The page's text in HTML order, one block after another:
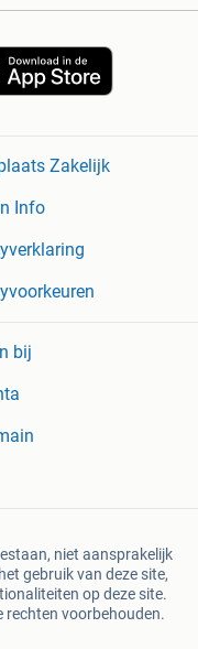
Zakelijk
Info
bij
niet aansprakelijk
gebruik van deze site,
op deze site.
voorbehouden.